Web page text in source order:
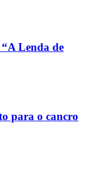
Lenda de
para o cancro